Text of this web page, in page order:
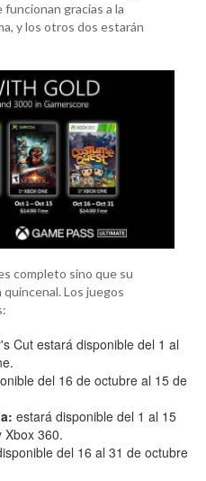
gracias a la
y los otros dos estarán
completo sino que su
Los juegos
Cut estará disponible del 1 al
del 16 de octubre al 15 de
estará disponible del 1 al 15
Xbox 360.
del 16 al 31 de octubre